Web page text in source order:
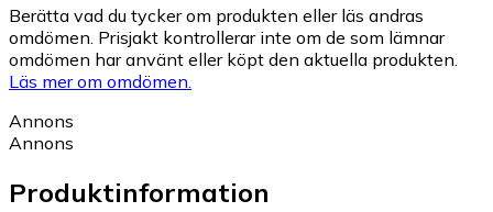
Berätta vad du tycker om produkten eller läs andras
omdömen. Prisjakt kontrollerar inte om de som lämnar
omdömen har använt eller köpt den aktuella produkten.
Läs mer om omdömen.
Annons
Annons
Produktinformation